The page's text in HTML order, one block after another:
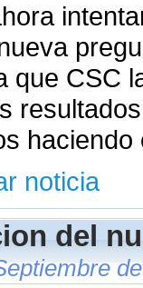
que CSC
noticia
del